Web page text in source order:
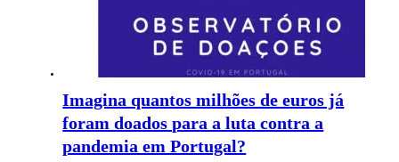
Imagina quantos milhões de euros já
foram doados para a luta contra a
pandemia em Portugal?